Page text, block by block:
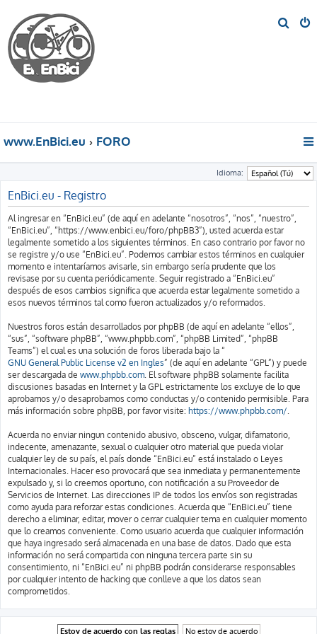
www.EnBici.eu FORO
Idioma:
EnBici.eu - Registro
Al ingresar en “EnBici.eu” (de aquí en adelante “nosotros”, “nos”, “nuestro”,
“EnBici.eu”, “https://www.enbici.eu/foro/phpBB3”), usted acuerda estar
legalmente sometido a los siguientes términos. En caso contrario por favor no
se registre y/o use “EnBici.eu”. Podemos cambiar estos términos en cualquier
momento e intentaríamos avisarle, sin embargo sería prudente que los
revisase por su cuenta periódicamente. Seguir registrado a “EnBici.eu”
después de esos cambios significa que acuerda estar legalmente sometido a
esos nuevos términos tal como fueron actualizados y/o reformados.
Nuestros foros están desarrollados por phpBB (de aquí en adelante “ellos”,
“sus”, “software phpBB”, “www.phpbb.com”, “phpBB Limited”, “phpBB
Teams”) el cual es una solución de foros liberada bajo la “
GNU General Public License v2 en Ingles” (de aquí en adelante “GPL”) y puede
ser descargada de www.phpbb.com. El software phpBB solamente facilita
discusiones basadas en Internet y la GPL estrictamente los excluye de lo que
aprobamos y/o desaprobamos como conductas y/o contenido permisible. Para
más información sobre phpBB, por favor visite: https://www.phpbb.com/.
Acuerda no enviar ningun contenido abusivo, obsceno, vulgar, difamatorio,
indecente, amenazante, sexual o cualquier otro material que pueda violar
cualquier ley de su país, el país donde “EnBici.eu” está instalado o Leyes
Internacionales. Hacer eso provocará que sea inmediata y permanentemente
expulsado y, si lo creemos oportuno, con notificación a su Proveedor de
Servicios de Internet. Las direcciones IP de todos los envíos son registradas
como ayuda para reforzar estas condiciones. Acuerda que “EnBici.eu” tiene
derecho a eliminar, editar, mover o cerrar cualquier tema en cualquier momento
que lo creamos conveniente. Como usuario acuerda que cualquier información
que haya ingresado será almacenada en una base de datos. Dado que esta
información no será compartida con ninguna tercera parte sin su
consentimiento, ni “EnBici.eu” ni phpBB podrán considerarse responsables
por cualquier intento de hacking que conlleve a que los datos sean
comprometidos.